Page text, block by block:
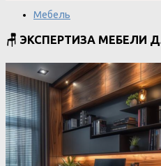
Мебель
🪑 ЭКСПЕРТИЗА МЕБЕЛИ